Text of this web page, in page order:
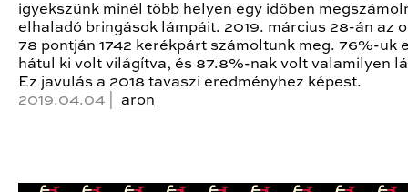
igyekszünk minél több helyen egy időben
elhaladó bringások lámpáit. 2019. március 28-án az
78 pontján 1742 kerékpárt számoltunk meg. 76%-uk
hátul ki volt világítva, és 87.8%-nak volt valamilyen
Ez javulás a 2018 tavaszi eredményhez képest.
2019.04.04 | aron